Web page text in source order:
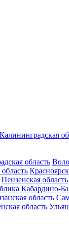
Калининградская
область
Пензенская область
Кабардино-
область
область